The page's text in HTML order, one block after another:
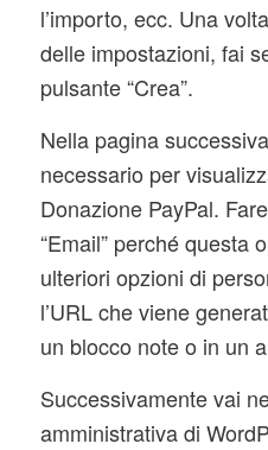
l’importo, ecc. Una
delle impostazioni, fai
pulsante “Crea”.
Nella pagina
necessario per
Donazione PayPal.
“Email” perché questa
ulteriori opzioni di
l’URL che viene
un blocco note o in un
Successivamente vai
amministrativa di